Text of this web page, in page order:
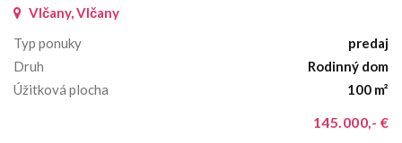
Vlčany, Vlčany
Typ ponuky
predaj
Druh
Rodinný dom
Úžitková plocha
100 m²
145.000,- €